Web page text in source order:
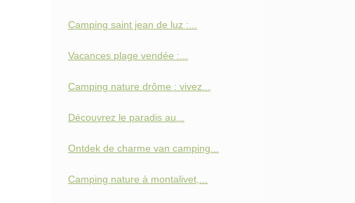
Camping saint jean de luz :...
Vacances plage vendée :...
Camping nature drôme : vivez...
Découvrez le paradis au...
Ontdek de charme van camping...
Camping nature à montalivet,...